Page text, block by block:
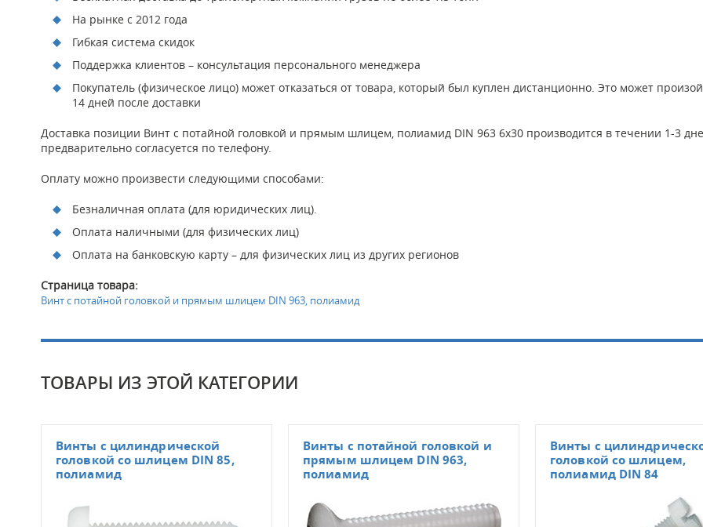
На рынке с 2012 года
Гибкая система скидок
Поддержка клиентов – консультация персонального менеджера
Покупатель (физическое лицо) может отказаться от товара, который был куплен дистанционно. Это может
14 дней после доставки
Доставка позиции Винт с потайной головкой и прямым шлицем, полиамид DIN 963 6x30 производится в течении 1-3
предварительно согласуется по телефону.
Оплату можно произвести следующими способами:
Безналичная оплата (для юридических лиц).
Оплата наличными (для физических лиц)
Оплата на банковскую карту – для физических лиц из других регионов
Страница товара:
Винт с потайной головкой и прямым шлицем DIN 963, полиамид
ТОВАРЫ ИЗ ЭТОЙ КАТЕГОРИИ
Винты с цилиндрической
головкой со шлицем DIN 85,
полиамид
Винты с потайной головкой и
прямым шлицем DIN 963,
полиамид
Винты с
головкой со шлицем,
полиамид DIN 84